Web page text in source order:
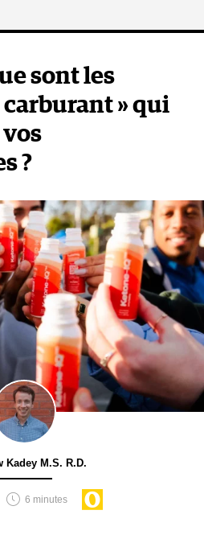
sont les
carburant » qui
?
Kadey M.S. R.D.
6 minutes